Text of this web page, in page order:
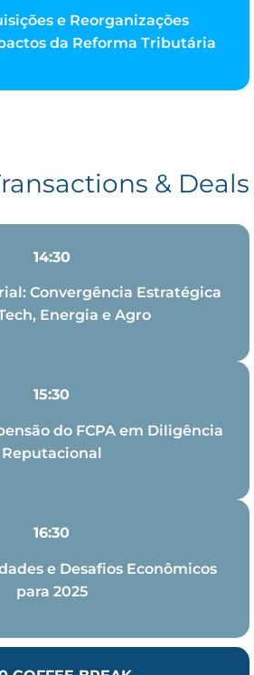
e Reorganizações
da Reforma Tributária
& Deals
14:30
Convergência Estratégica
Energia e Agro
15:30
do FCPA em Diligência
Reputacional
16:30
e Desafios Econômicos
para 2025